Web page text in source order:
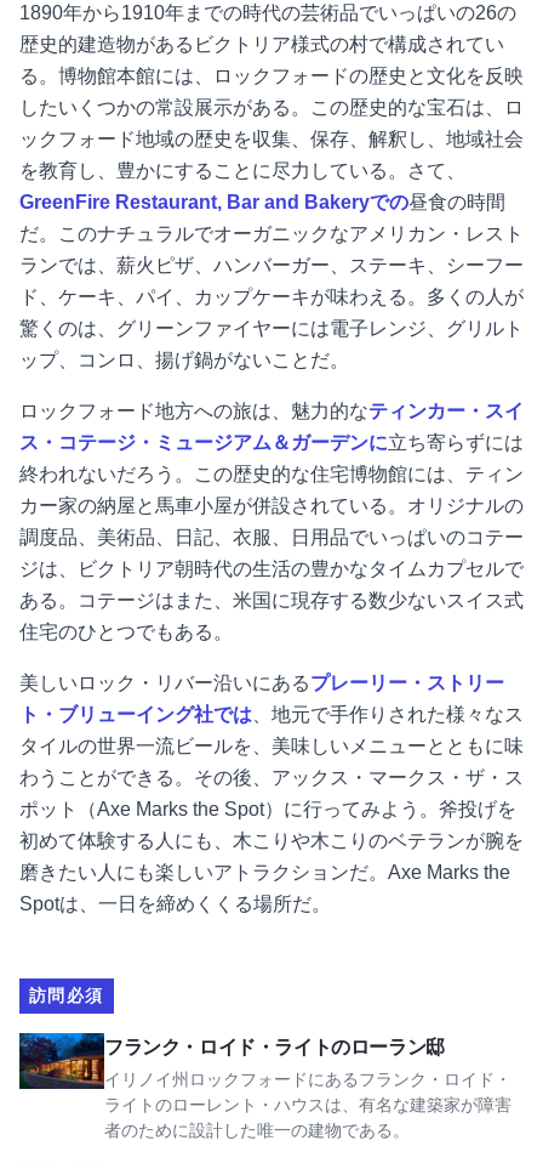
1890年から1910年までの時代の芸術品でいっぱいの26の
歴史的建造物があるビクトリア様式の村で構成されてい
る。博物館本館には、ロックフォードの歴史と文化を反映
したいくつかの常設展示がある。この歴史的な宝石は、ロ
ックフォード地域の歴史を収集、保存、解釈し、地域社会
を教育し、豊かにすることに尽力している。さて、
GreenFire Restaurant, Bar and Bakeryでの昼食の時間
だ。このナチュラルでオーガニックなアメリカン・レスト
ランでは、薪火ピザ、ハンバーガー、ステーキ、シーフー
ド、ケーキ、パイ、カップケーキが味わえる。多くの人が
驚くのは、グリーンファイヤーには電子レンジ、グリルト
ップ、コンロ、揚げ鍋がないことだ。
ロックフォード地方への旅は、魅力的なティンカー・スイ
ス・コテージ・ミュージアム＆ガーデンに立ち寄らずには
終われないだろう。この歴史的な住宅博物館には、ティン
カー家の納屋と馬車小屋が併設されている。オリジナルの
調度品、美術品、日記、衣服、日用品でいっぱいのコテー
ジは、ビクトリア朝時代の生活の豊かなタイムカプセルで
ある。コテージはまた、米国に現存する数少ないスイス式
住宅のひとつでもある。
美しいロック・リバー沿いにあるプレーリー・ストリー
ト・ブリューイング社では 、地元で手作りされた様々なス
タイルの世界一流ビールを、美味しいメニューとともに味
わうことができる。その後、アックス・マークス・ザ・ス
ポット（Axe Marks the Spot）に行ってみよう。斧投げを
初めて体験する人にも、木こりや木こりのベテランが腕を
磨きたい人にも楽しいアトラクションだ。Axe Marks the
Spotは、一日を締めくくる場所だ。
訪問必須
フランク・ロイド・ライトのローラン邸
イリノイ州ロックフォードにあるフランク・ロイド・
ライトのローレント・ハウスは、有名な建築家が障害
者のために設計した唯一の建物である。
フランク・ロイド・ライトのローラン邸を見る